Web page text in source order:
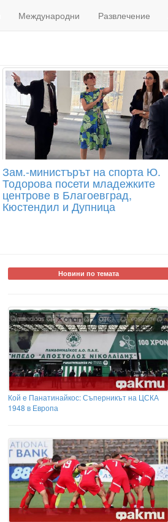
Международни Развлечение
Зам.-министърът на спорта Ю.
Тодорова посети младежките
центрове в Благоевград,
Кюстендил и Дупница
Новини по темата
Кой е Панатинайкос: Съперникът на ЦСКА
1948 в Европа